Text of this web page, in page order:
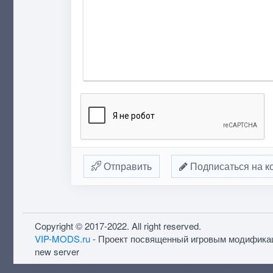
Отправить Подписаться на
Copyright © 2017-2022. All right reserved.
VIP-MODS.ru- Проект посвященный игровым
new server